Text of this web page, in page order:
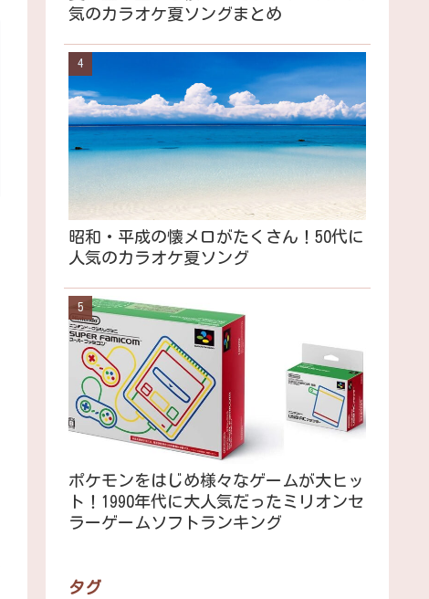
気のカラオケ夏ソングまとめ
昭和・平成の懐メロがたくさん！50代に
人気のカラオケ夏ソング
ポケモンをはじめ様々なゲームが大ヒッ
ト！1990年代に大人気だったミリオンセ
ラーゲームソフトランキング
タグ